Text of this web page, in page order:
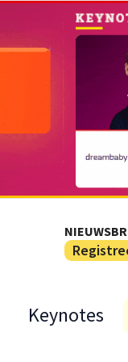
Keynotes